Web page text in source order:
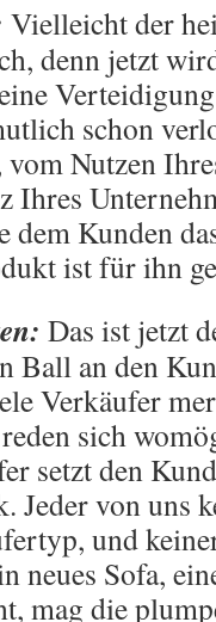
Vielleicht der
denn jetzt
schon
Nutzen
Ihres
dem Kunden
ist für ihn
Das ist jetzt
Ball an den
Verkäufer
sich
setzt den
Jeder von uns
und
neues Sofa,
mag die